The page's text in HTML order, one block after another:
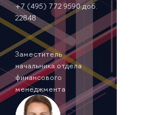
+7 (495) 772 9590 доб.
22848
Заместитель
начальника отдела
финансового
менеджмента